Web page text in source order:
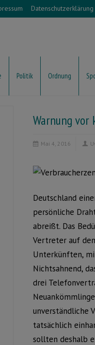
Datenschutzerklärung
Politik Ordnung
Warnung
Mai 4, 2016
Deutschland
persönliche
abreißt. Das
Vertreter auf
Unterkünften,
Nichtsahnend,
drei
unverständliche
tatsächlich
sollten deshalb